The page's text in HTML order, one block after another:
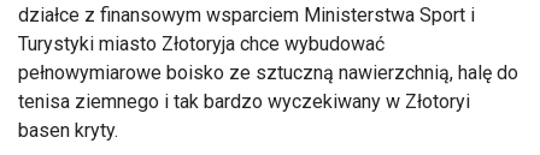
działce z finansowym wsparciem Ministerstwa Sport i
Turystyki miasto Złotoryja chce wybudować
pełnowymiarowe boisko ze sztuczną nawierzchnią, halę do
tenisa ziemnego i tak bardzo wyczekiwany w Złotoryi
basen kryty.